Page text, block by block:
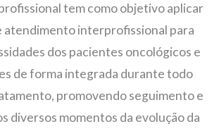
tem como objetivo aplicar
atendimento interprofissional para
dos pacientes oncológicos e
de forma integrada durante todo
promovendo seguimento e
diversos momentos da evolução da